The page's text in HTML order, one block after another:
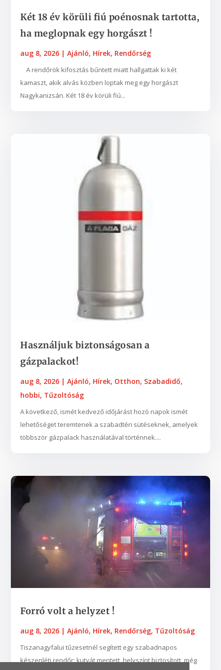
Két 18 év körüli fiú poénosnak tartotta,
ha meglopnak egy horgászt !
aug 8, 2026 |Ajánló, Hírek, Rendőrség
A rendőrök kifosztás bűntett miatt hallgattak ki két
kamaszt, akik alvás közben loptak meg egy horgászt
Nagykanizsán. Két 18 év körüli fiú...
Használjuk biztonságosan a
gázpalackot!
aug 8, 2026 |Ajánló, Hírek, Otthon, Szabadidő,
hobbi, Tűzoltóság
A következő, ismét kedvező időjárást hozó napok ismét
lehetőséget teremtenek a szabadtéri sütéseknek, amelyek
többször gázpalack használatával történnek....
​​​​​​​Forró volt a helyzet !
aug 8, 2026 |Ajánló, Hírek, Rendőrség, Tűzoltóság
Tiszanagyfalui tűzesetnél segített egy szabadnapos
készenléti rendőr: kutyát mentett, helyszínt biztosított, még